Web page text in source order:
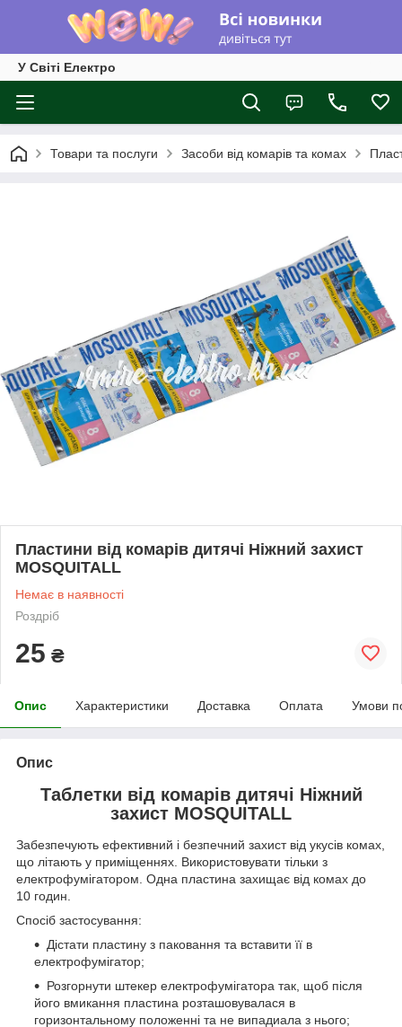
У Світі Електро
Товари та послуги Засоби від комарів та комах
Пластини від комарів дитячі Ніжний захист
MOSQUITALL
Немає в наявності
Роздріб
25 ₴
Опис Характеристики Доставка Оплата Умови
Опис
Таблетки від комарів дитячі Ніжний
захист MOSQUITALL
Забезпечують ефективний і безпечний захист від укусів комах,
що літають у приміщеннях. Використовувати тільки з
електрофумігатором. Одна пластина захищає від комах до
10 годин.
Спосіб застосування:
Дістати пластину з паковання та вставити її в
електрофумігатор;
Розгорнути штекер електрофумігатора так, щоб після
його вмикання пластина розташовувалася в
горизонтальному положенні та не випадиала з нього;